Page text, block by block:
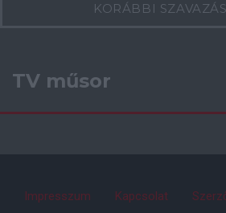
KORÁBBI
TV műsor
Impresszum Kapcsolat